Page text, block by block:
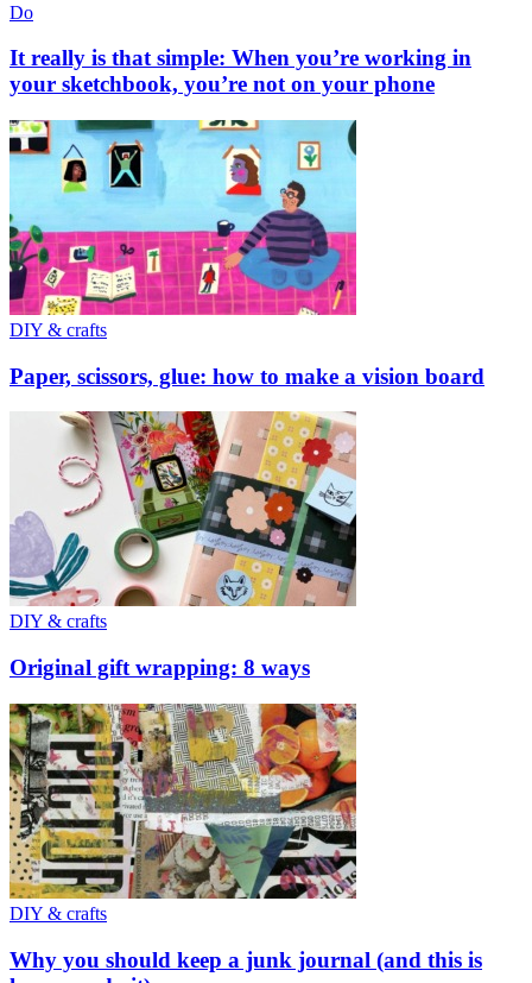
Do
It really is that simple: When you’re working in
your sketchbook, you’re not on your phone
DIY & crafts
Paper, scissors, glue: how to make a vision board
DIY & crafts
Original gift wrapping: 8 ways
DIY & crafts
Why you should keep a junk journal (and this is